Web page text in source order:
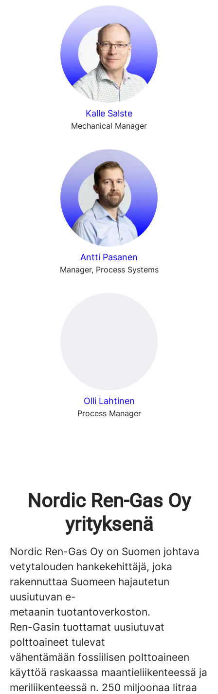
Kalle Salste
Mechanical Manager
Antti Pasanen
Manager, Process Systems
Olli Lahtinen
Process Manager
Nordic Ren-Gas Oy
yrityksenä
Nordic Ren-Gas Oy on Suomen johtava
vetytalouden hankekehittäjä, joka
rakennuttaa Suomeen hajautetun
uusiutuvan e-
metaanin tuotantoverkoston.
Ren-Gasin tuottamat uusiutuvat
polttoaineet tulevat
vähentämään fossiilisen polttoaineen
käyttöä raskaassa maantieliikenteessä ja
meriliikenteessä n. 250 miljoonaa litraa